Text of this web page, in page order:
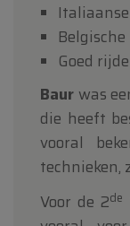
Goed
Baur was
die heeft
vooral
technieken,
Voor de 2de